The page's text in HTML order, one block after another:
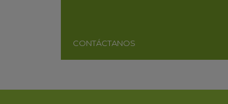
CONTÁCTANOS